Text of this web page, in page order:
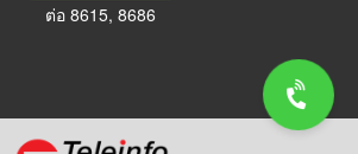
ต่อ 8615, 8686